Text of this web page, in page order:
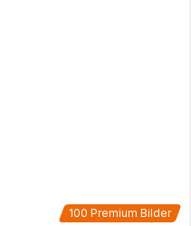
100 Premium Bilder